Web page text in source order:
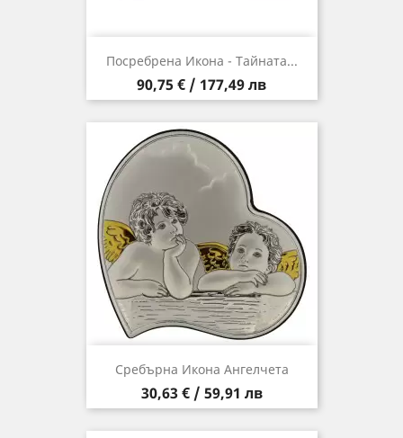
Посребрена Икона - Тайната...
Цена
90,75 € / 177,49 лв
Сребърна Икона Ангелчета
Цена
30,63 € / 59,91 лв